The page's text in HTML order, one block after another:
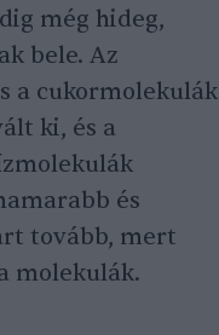
még hideg,
bele. Az
a cukormolekulák
ki, és a
és
tovább, mert
molekulák.